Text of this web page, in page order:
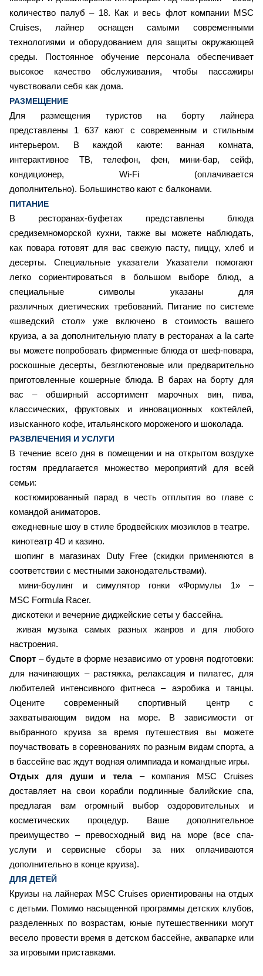
количество палуб – 18. Как и весь флот компании MSC
Cruises, лайнер оснащен самыми современными
технологиями и оборудованием для защиты окружающей
среды. Постоянное обучение персонала обеспечивает
высокое качество обслуживания, чтобы пассажиры
чувствовали себя как дома.
РАЗМЕЩЕНИЕ
Для размещения туристов на борту лайнера
представлены 1 637 кают с современным и стильным
интерьером. В каждой каюте: ванная комната,
интерактивное ТВ, телефон, фен, мини-бар, сейф,
кондиционер, Wi-Fi (оплачивается
дополнительно). Большинство кают с балконами.
ПИТАНИЕ
В ресторанах-буфетах представлены блюда
средиземноморской кухни, также вы можете наблюдать,
как повара готовят для вас свежую пасту, пиццу, хлеб и
десерты. Специальные указатели Указатели помогают
легко сориентироваться в большом выборе блюд, а
специальные символы указаны для
различных диетических требований. Питание по системе
«шведский стол» уже включено в стоимость вашего
круиза, а за дополнительную плату в ресторанах a la carte
вы можете попробовать фирменные блюда от шеф-повара,
роскошные десерты, безглютеновые или предварительно
приготовленные кошерные блюда. В барах на борту для
вас – обширный ассортимент марочных вин, пива,
классических, фруктовых и инновационных коктейлей,
изысканного кофе, итальянского мороженого и шоколада.
РАЗВЛЕЧЕНИЯ И УСЛУГИ
В течение всего дня в помещении и на открытом воздухе
гостям предлагается множество мероприятий для всей
семьи:
костюмированный парад в честь отплытия во главе с
командой аниматоров.
ежедневные шоу в стиле бродвейских мюзиклов в театре.
кинотеатр 4D и казино.
шопинг в магазинах Duty Free (скидки применяются в
соответствии с местными законодательствами).
мини-боулинг и симулятор гонки «Формулы 1» –
MSC Formula Racer.
дискотеки и вечерние диджейские сеты у бассейна.
живая музыка самых разных жанров и для любого
настроения.
Спорт – будьте в форме независимо от уровня подготовки:
для начинающих – растяжка, релаксация и пилатес, для
любителей интенсивного фитнеса – аэробика и танцы.
Оцените современный спортивный центр с
захватывающим видом на море. В зависимости от
выбранного круиза за время путешествия вы можете
поучаствовать в соревнованиях по разным видам спорта, а
в бассейне вас ждут водная олимпиада и командные игры.
Отдых для души и тела– компания MSC Cruises
доставляет на свои корабли подлинные балийские спа,
предлагая вам огромный выбор оздоровительных и
косметических процедур. Ваше дополнительное
преимущество – превосходный вид на море (все спа-
услуги и сервисные сборы за них оплачиваются
дополнительно в конце круиза).
ДЛЯ ДЕТЕЙ
Круизы на лайнерах MSC Cruises ориентированы на отдых
с детьми. Помимо насыщенной программы детских клубов,
разделенных по возрастам, юные путешественники могут
весело провести время в детском бассейне, аквапарке или
за игровыми приставками.